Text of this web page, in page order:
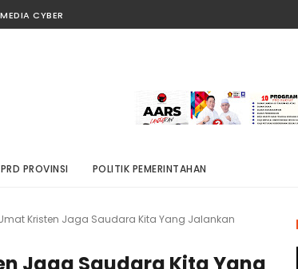
CYBER
PROVINSI POLITIK PEMERINTAHAN
: Umat Kristen Jaga Saudara Kita Yang Jalankan